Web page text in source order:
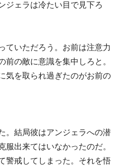
ジェラは冷たい目で見下ろ
ていただろう。お前は注意力
前の敵に意識を集中しろと。
気を取られ過ぎたのがお前の
。結局彼はアンジェラへの潜
服出来てはいなかったのだ。
警戒してしまった。それを悟